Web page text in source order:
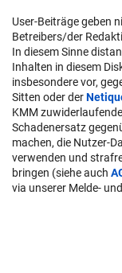
User-Beiträge geben
Betreibers/der
In diesem Sinne
Inhalten in diesem
insbesondere vor,
Sitten oder der
KMM
Schadenersatz
machen, die Nutzer-
verwenden und
bringen (siehe auch
via unserer Melde-